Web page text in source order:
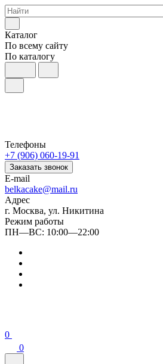
Каталог
По всему сайту
По каталогу
Телефоны
+7 (906) 060-19-91
Заказать звонок
E-mail
belkacake@mail.ru
Адрес
г. Москва, ул. Никитина
Режим работы
ПН—ВС: 10:00—22:00
0
0